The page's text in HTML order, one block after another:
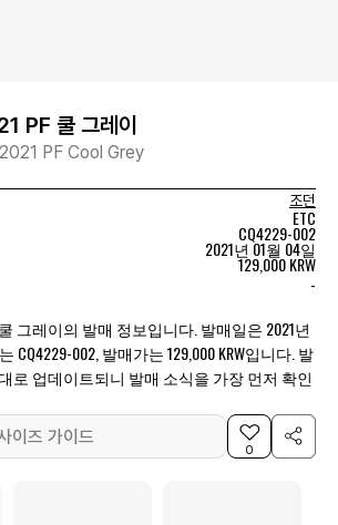
PF 쿨 그레이
PF Cool Grey
조던
ETC
CQ4229-002
2021년 01월 04일
129,000 KRW
-
그레이의 발매 정보입니다. 발매일은 2021년
CQ4229-002, 발매가는 129,000 KRW입니다. 발
로 업데이트되니 발매 소식을 가장 먼저 확인
이즈 가이드
0